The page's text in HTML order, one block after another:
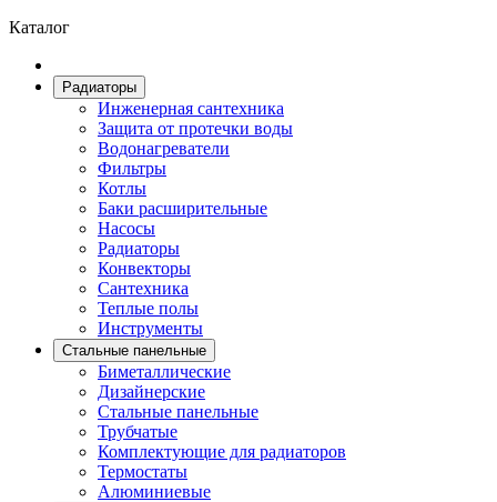
Каталог
Радиаторы
Инженерная сантехника
Защита от протечки воды
Водонагреватели
Фильтры
Котлы
Баки расширительные
Насосы
Радиаторы
Конвекторы
Сантехника
Теплые полы
Инструменты
Стальные панельные
Биметаллические
Дизайнерские
Стальные панельные
Трубчатые
Комплектующие для радиаторов
Термостаты
Алюминиевые